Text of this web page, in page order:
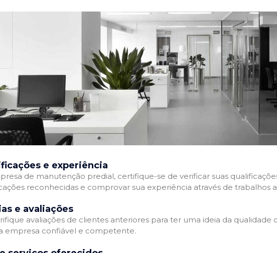
e experiência
de manutenção predial, certifique-se de verificar suas
reconhecidas e comprovar sua experiência através de trabalhos
e avaliações
avaliações de clientes anteriores para ter uma ideia da
empresa confiável e competente.